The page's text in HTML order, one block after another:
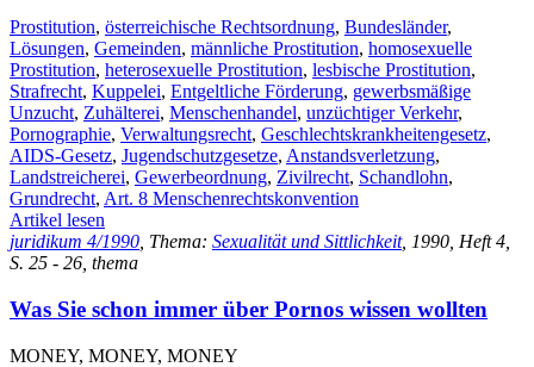
Prostitution, österreichische Rechtsordnung, Bundesländer,
Lösungen, Gemeinden, männliche Prostitution, homosexuelle
Prostitution, heterosexuelle Prostitution, lesbische Prostitution,
Strafrecht, Kuppelei, Entgeltliche Förderung, gewerbsmäßige
Unzucht, Zuhälterei, Menschenhandel, unzüchtiger Verkehr,
Pornographie, Verwaltungsrecht, Geschlechtskrankheitengesetz,
AIDS-Gesetz, Jugendschutzgesetze, Anstandsverletzung,
Landstreicherei, Gewerbeordnung, Zivilrecht, Schandlohn,
Grundrecht, Art. 8 Menschenrechtskonvention
Artikel lesen
juridikum 4/1990, Thema: Sexualität und Sittlichkeit, 1990, Heft 4,
S. 25 - 26, thema
Was Sie schon immer über Pornos wissen wollten
MONEY, MONEY, MONEY